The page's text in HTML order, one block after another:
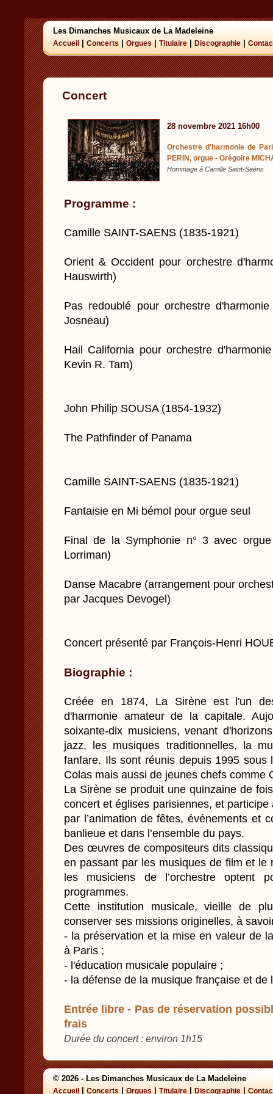
Les Dimanches Musicaux de La Madeleine
Accueil Concerts Orgues Titulaire Discographie
Concert
28 novembre 2021 16h00
Orchestre d'harmonie de
PERIN, orgue - Grégoire
Hommage à Camille Saint-Saëns
Programme :
Camille SAINT-SAENS (1835-1921)
Orient & Occident pour orchestre
Hauswirth)
Pas redoublé pour orchestre
Josneau)
Hail California pour orchestre
Kevin R. Tam)
John Philip SOUSA (1854-1932)
The Pathfinder of Panama
Camille SAINT-SAENS (1835-1921)
Fantaisie en Mi bémol pour orgue seul
Final de la Symphonie n° 3 avec
Lorriman)
Danse Macabre (arrangement pour
par Jacques Devogel)
Concert présenté par François-Henri
Biographie :
Créée en 1874, La Sirène est l'un
d'harmonie amateur de la capitale.
soixante-dix musiciens, venant
jazz, les musiques traditionnelles, la
fanfare. Ils sont réunis depuis 1995 sous
Colas mais aussi de jeunes chefs comme
La Sirène se produit une quinzaine de
concert et églises parisiennes, et
par l’animation de fêtes, événements et
banlieue et dans l’ensemble du pays.
Des œuvres de compositeurs dits
en passant par les musiques de film et le
les musiciens de l’orchestre optent
programmes.
Cette institution musicale, vieille de
conserver ses missions originelles, à
- la préservation et la mise en valeur de
à Paris ;
- l'éducation musicale populaire ;
- la défense de la musique française et de
Entrée libre - Pas de réservation
frais
Durée du concert : environ 1h15
© 2026 - Les Dimanches Musicaux de La Madeleine
Accueil Concerts Orgues Titulaire Discographie